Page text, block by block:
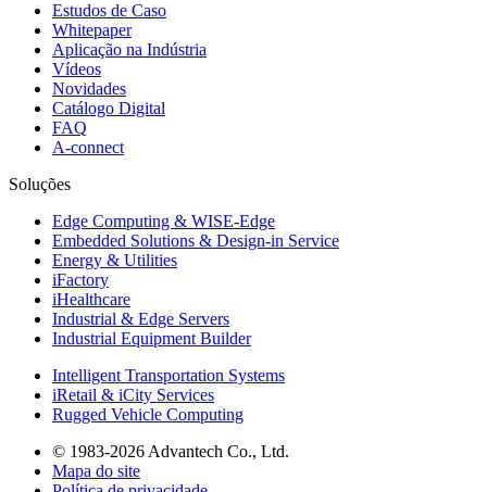
Estudos de Caso
Whitepaper
Aplicação na Indústria
Vídeos
Novidades
Catálogo Digital
FAQ
A-connect
Soluções
Edge Computing & WISE-Edge
Embedded Solutions & Design-in Service
Energy & Utilities
iFactory
iHealthcare
Industrial & Edge Servers
Industrial Equipment Builder
Intelligent Transportation Systems
iRetail & iCity Services
Rugged Vehicle Computing
© 1983-2026 Advantech Co., Ltd.
Mapa do site